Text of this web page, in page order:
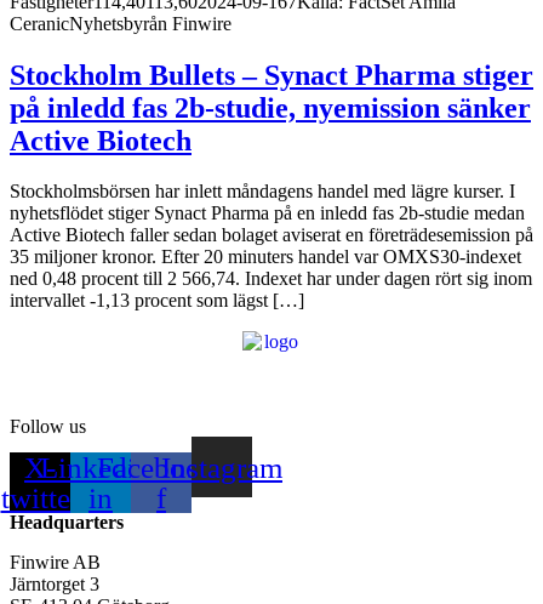
CeranicNyhetsbyrån Finwire
Stockholm Bullets – Synact Pharma stiger
på inledd fas 2b-studie, nyemission sänker
Active Biotech
Stockholmsbörsen har inlett måndagens handel med lägre kurser. I
nyhetsflödet stiger Synact Pharma på en inledd fas 2b-studie medan
Active Biotech faller sedan bolaget aviserat en företrädesemission på
35 miljoner kronor. Efter 20 minuters handel var OMXS30-indexet
ned 0,48 procent till 2 566,74. Indexet har under dagen rört sig inom
intervallet -1,13 procent som lägst […]
Follow us
X-
twitter
Linkedin-
in
Facebook-
f
Instagram
Headquarters
Finwire AB
Järntorget 3